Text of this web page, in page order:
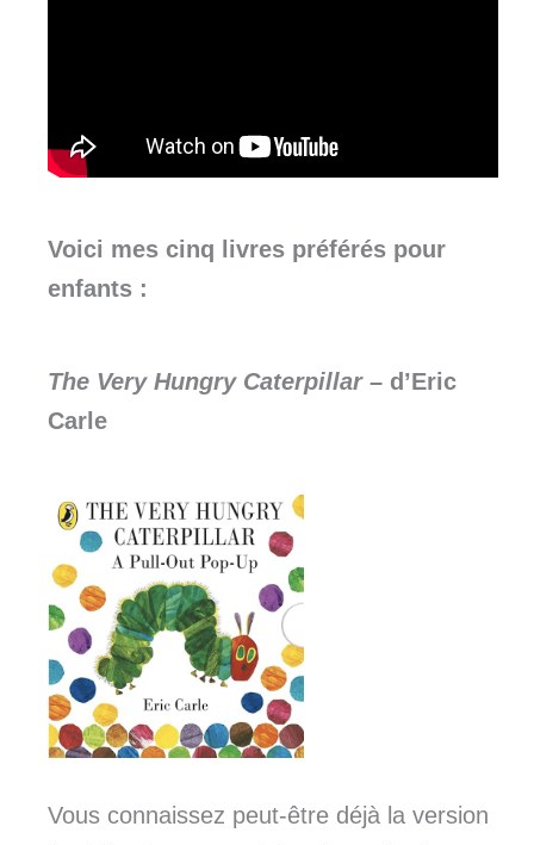
Voici mes cinq livres préférés pour
enfants :
The Very Hungry Caterpillar– d’Eric
Carle
Vous connaissez peut-être déjà la version